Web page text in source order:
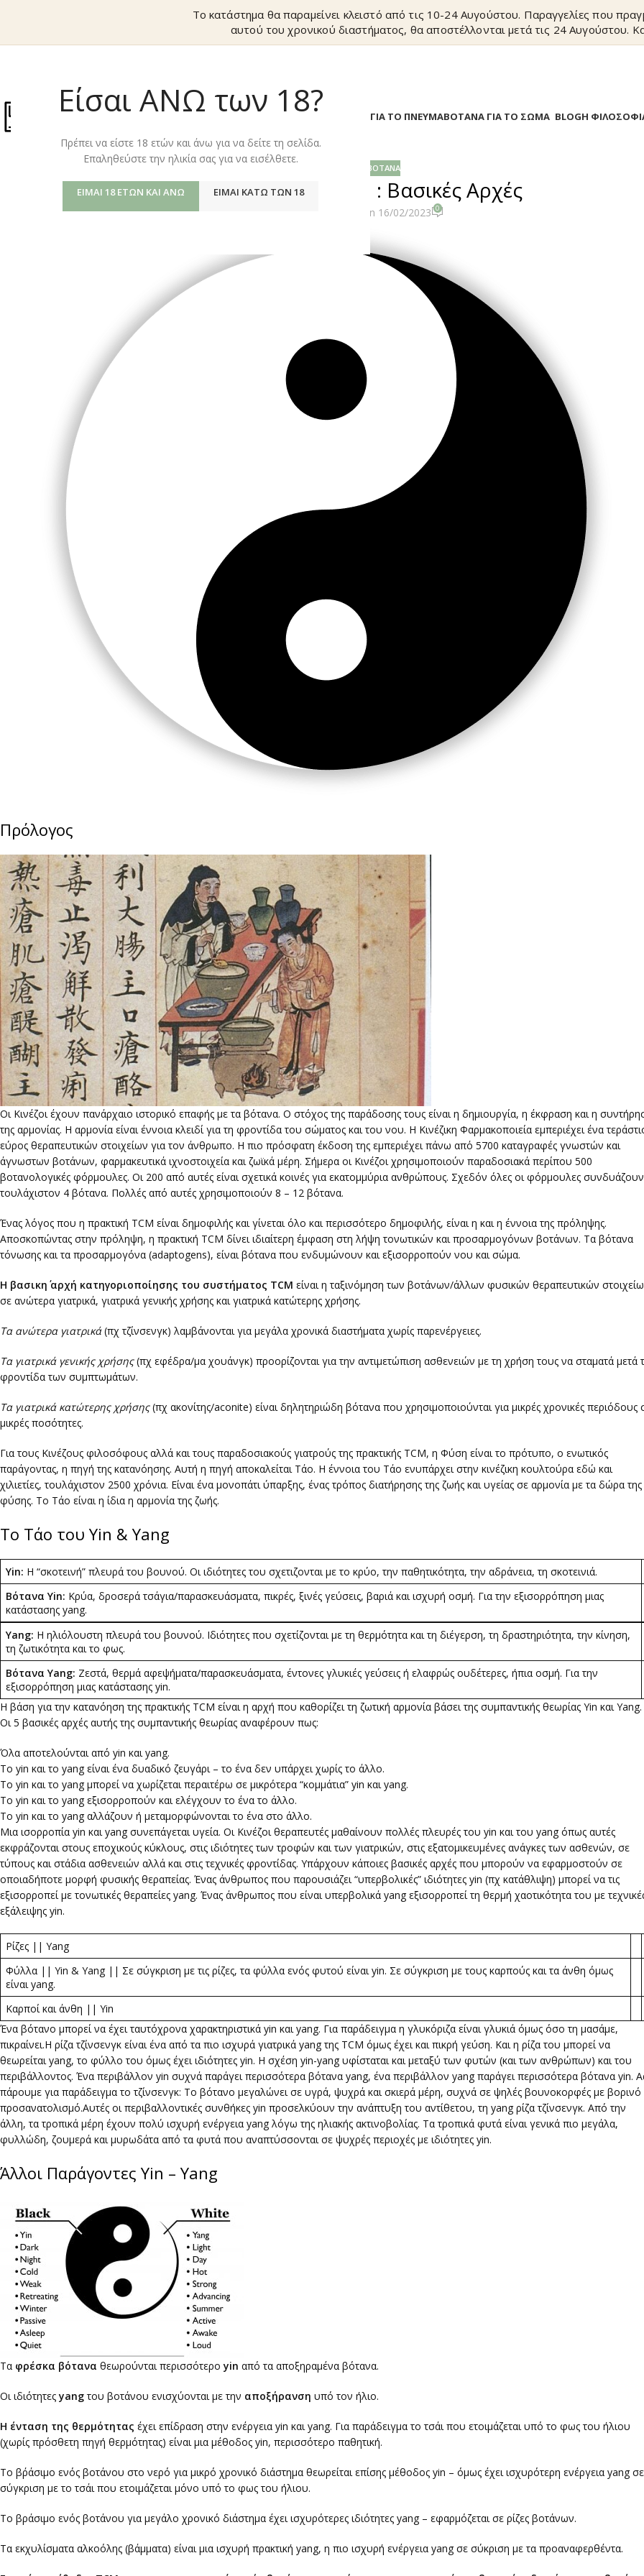
Είσαι ΑΝΩ των 18?
Πρέπει να είστε 18 ετών και άνω για να δείτε τη σελίδα.
Επαληθεύστε την ηλικία σας για να εισέλθετε.
ΕΊΜΑΙ 18 ΕΤΏΝ ΚΑΙ ΆΝΩ ΕΊΜΑΙ ΚΆΤΩ ΤΩΝ 18
Το κατάστημα θα παραμείνει κλειστό από τις 10-24 Αυγούστου. Παραγγελίες που
αυτού του χρονικού διαστήματος, θα αποστέλλονται μετά τις 24 Αυγούστου.
ΒΟΤΑΝΑ ΓΙΑ ΤΟ ΠΝΕΥΜΑΒΟΤΑΝΑ ΓΙΑ ΤΟ ΣΩΜΑ BLOGΗ
ΠΑΡΑΔΟΣΙΑΚΆ ΘΕΡΑΠΕΥΤΙΚΆ ΒΌΤΑΝΑ
Η Κινέζικη Πρακτική TCM : Βασικές Αρχές
On 16/02/2023 0
Πρόλογος
Οι Κινέζοι έχουν πανάρχαιο ιστορικό επαφής με τα βότανα. Ο στόχος της παράδοσης τους είναι η δημιουργία, η έκφραση και η
της αρμονίας. Η αρμονία είναι έννοια κλειδί για τη φροντίδα του σώματος και του νου. Η Κινέζικη Φαρμακοποιεία εμπεριέχει ένα
εύρος θεραπευτικών στοιχείων για τον άνθρωπο. Η πιο πρόσφατη έκδοση της εμπεριέχει πάνω απ΄ο 5700 καταγραφές γνωστών και
άγνωστων βοτάνων, φαρμακευτικά ιχνοστοιχεία και ζωϊκά μέρη. Σήμερα οι Κινέζοι χρησιμοποιούν παραδοσιακά περίπου 500
βοτανολογικές φόρμουλες. Οι 200 από αυτές είναι σχετικά κοινές για εκατομμύρια ανθρώπους. Σχεδόν όλες οι φόρμουλες συνδυάζουν
τουλάχιστον 4 βότανα. Πολλές από αυτές χρησιμοποιούν 8 – 12 βότανα.
Ένας λόγος που η πρακτική TCM είναι δημοφιλής και γίνεται όλο και περισσότερο δημοφιλής, είναι η και η έννοια της πρόληψης.
Αποσκοπώντας στην πρόληψη, η πρακτική TCM δίνει ιδιαίτερη έμφαση στη λήψη τονωτικών και προσαρμογόνων βοτάνων. Τα βότανα
τόνωσης και τα προσαρμογόνα (adaptogens), είναι βότανα που ενδυμώνουν και εξισορροπούν νου και σώμα.
Η βασικη΄ αρχή κατηγοριοποίησης του συστήματος TCM είναι η ταξινόμηση των βοτάνων/άλλων φυσικών θεραπευτικών
σε ανώτερα γιατρικά, γιατρικά γενικής χρήσης και γιατρικά κατώτερης χρήσης.
Τα ανώτερα γιατρικά(πχ τζίνσενγκ) λαμβάνονται για μεγάλα χρονικά διαστήματα χωρίς παρενέργειες.
Τα γιατρικά γενικής χρήσης(πχ εφέδρα/μα χουάνγκ) προορίζονται για την αντιμετώπιση ασθενειών με τη χρήση τους να σταματά μετά
φροντίδα των συμπτωμάτων.
Τα γιατρικά κατώτερης χρήσης(πχ ακονίτης/aconite) είναι δηλητηριώδη βότανα που χρησιμοποιούνται για μικρές χρονικές περιόδους
μικρές ποσότητες.
Για τους Κινέζους φιλοσόφους αλλά και τους παραδοσιακούς γιατρούς της πρακτικής TCM, η Φύση είναι το πρότυπο, ο ενωτικός
παράγοντας, η πηγή της κατανόησης. Αυτή η πηγή αποκαλείται Τάο. Η έννοια του Τάο ενυπάρχει στην κινέζικη κουλτούρα εδώ και
χιλιετίες, τουλάχιστον 2500 χρόνια. Είναι ένα μονοπάτι ύπαρξης, ένας τρόπος διατήρησης της ζωής και υγείας σε αρμονία με τα δώρα της
φύσης. Το Τάο είναι η ίδια η αρμονία της ζωής.
Το Τάο του Yin & Yang
Yin: Η “σκοτεινή” πλευρά του βουνού. Οι ιδιότητες του σχετιζονται με το κρύο, την παθητικότητα, την αδράνεια, τη σκοτεινιά.
Βότανα Yin: Κρύα, δροσερά τσάγια/παρασκευάσματα, πικρές, ξινές γεύσεις, βαριά και ισχυρή οσμή. Για την εξισορρόπηση μιας
κατάστασης yang.
Yang: Η ηλιόλουστη πλευρά του βουνού. Ιδιότητες που σχετίζονται με τη θερμότητα και τη διέγερση, τη δραστηριότητα, την κίνηση,
τη ζωτικότητα και το φως.
Βότανα Yang: Ζεστά, θερμά αφεψήματα/παρασκευάσματα, έντονες γλυκιές γεύσεις ή ελαφρώς ουδέτερες, ήπια οσμή. Για την
εξισορρόπηση μιας κατάστασης yin.
Η βάση για την κατανόηση της πρακτικής TCM είναι η αρχή που καθορίζει τη ζωτική αρμονία βάσει της συμπαντικής θεωρίας Yin και Yang.
Οι 5 βασικές αρχές αυτής της συμπαντικής θεωρίας αναφέρουν πως:
Όλα αποτελούνται από yin και yang.
To yin και το yang είναι ένα δυαδικό ζευγάρι – το ένα δεν υπάρχει χωρίς το άλλο.
Το yin και το yang μπορεί να χωρίζεται περαιτέρω σε μικρότερα “κομμάτια” yin και yang.
To yin και το yang εξισορροπούν και ελέγχουν το ένα το άλλο.
Το yin και το yang αλλάζουν ή μεταμορφώνονται το ένα στο άλλο.
Μια ισορροπία yin και yang συνεπάγεται υγεία. Οι Κινέζοι θεραπευτές μαθαίνουν πολλές πλευρές του yin και του yang όπως αυτές
εκφράζονται στους εποχικούς κύκλους, στις ιδιότητες των τροφών και των γιατρικών, στις εξατομικευμένες ανάγκες των ασθενών, σε
τύπους και στάδια ασθενειών αλλά και στις τεχνικές φροντίδας. Υπάρχουν κάποιες βασικές αρχές που μπορούν να εφαρμοστούν σε
οποιαδήποτε μορφή φυσικής θεραπείας. Ένας άνθρωπος που παρουσιάζει “υπερβολικές” ιδιότητες yin (πχ κατάθλιψη) μπορεί να τις
εξισορροπεί με τονωτικές θεραπείες yang. Ένας άνθρωπος που είναι υπερβολικά yang εξισορροπεί τη θερμή χαοτικότητα του με
εξάλειψης yin.
Ρίζες || Yang
Φύλλα || Yin & Yang || Σε σύγκριση με τις ρίζες, τα φύλλα ενός φυτού είναι yin. Σε σύγκριση με τους καρπούς και τα άνθη όμως
είναι yang.
Καρποί και άνθη || Yin
Ένα βότανο μπορεί να έχει ταυτόχρονα χαρακτηριστικά yin και yang. Για παράδειγμα η γλυκόριζα είναι γλυκιά όμως όσο τη μασάμε,
πικραίνει.Η ρίζα τζίνσενγκ είναι ένα από τα πιο ισχυρά γιατρικά yang της TCM όμως έχει και πικρή γεύση. Και η ρίζα του μπορεί να
θεωρείται yang, το φύλλο του όμως έχει ιδιότητες yin. Η σχέση yin-yang υφίσταται και μεταξύ των φυτών (και των ανθρώπων) και του
περιβάλλοντος. Ένα περιβάλλον yin συχνά παράγει περισσότερα βότανα yang, ένα περιβάλλον yang παράγει περισσότερα βότανα yin.
πάρουμε για παράδειγμα το τζίνσενγκ: Το βότανο μεγαλώνει σε υγρά, ψυχρά και σκιερά μέρη, συχνά σε ψηλές βουνοκορφές με βορινό
προσανατολισμό.Αυτές οι περιβαλλοντικές συνθήκες yin προσελκύουν την ανάπτυξη του αντίθετου, τη yang ρίζα τζίνσενγκ. Από την
άλλη, τα τροπικά μέρη έχουν πολύ ισχυρή ενέργεια yang λόγω της ηλιακής ακτινοβολίας. Τα τροπικά φυτά είναι γενικά πιο μεγάλα,
φυλλώδη, ζουμερά και μυρωδάτα από τα φυτά που αναπτύσσονται σε ψυχρές περιοχές με ιδιότητες yin.
Άλλοι Παράγοντες Yin – Yang
Τα φρέσκα βότανα θεωρούνται περισσότερο yin από τα αποξηραμένα βότανα.
Οι ιδιότητεςyangτου βοτάνου ενισχύονται με την αποξήρανση υπό τον ήλιο.
Η ένταση της θερμότητας έχει επίδραση στην ενέργεια yin και yang. Για παράδειγμα το τσάι που ετοιμάζεται υπό το φως του ήλιου
(χωρίς πρόσθετη πηγή θερμότητας) είναι μια μέθοδος yin, περισσότερο παθητική.
Το β΄ράσιμο ενός βοτάνου στο νερό για μικρό χρονικό διάστημα θεωρείται επίσης μέθοδος yin – όμως έχει ισχυρότερη ενέργεια yang σε
σύγκριση με το τσάι που ετοιμάζεται μόνο υπό το φως του ήλιου.
Το βράσιμο ενός βοτάνου για μεγάλο χρονικό διάστημα έχει ισχυρότερες ιδιότητες yang – εφαρμόζεται σε ρίζες βοτάνων.
Τα εκχυλίσματα αλκοόλης (βάμματα) είναι μια ισχυρή πρακτική yang, η πιο ισχυρή ενέργεια yang σε σύκριση με τα προαναφερθέντα.